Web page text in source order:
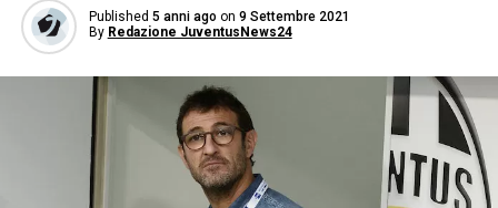
Published 5 anni ago on 9 Settembre 2021
By Redazione JuventusNews24